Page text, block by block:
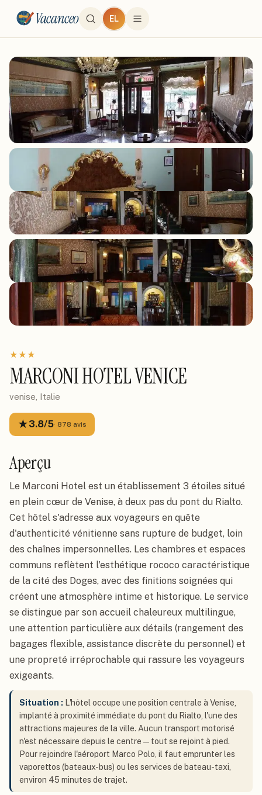
Vacanceo EL
★★★
MARCONI HOTEL VENICE
venise, Italie
★3.8/5· 878 avis
Aperçu
Le Marconi Hotel est un établissement 3 étoiles situé
en plein cœur de Venise, à deux pas du pont du Rialto.
Cet hôtel s'adresse aux voyageurs en quête
d'authenticité vénitienne sans rupture de budget, loin
des chaînes impersonnelles. Les chambres et espaces
communs reflètent l'esthétique rococo caractéristique
de la cité des Doges, avec des finitions soignées qui
créent une atmosphère intime et historique. Le service
se distingue par son accueil chaleureux multilingue,
une attention particulière aux détails (rangement des
bagages flexible, assistance discrète du personnel) et
une propreté irréprochable qui rassure les voyageurs
exigeants.
Situation : L'hôtel occupe une position centrale à Venise,
implanté à proximité immédiate du pont du Rialto, l'une des
attractions majeures de la ville. Aucun transport motorisé
n'est nécessaire depuis le centre — tout se rejoint à pied.
Pour rejoindre l'aéroport Marco Polo, il faut emprunter les
vaporettos (bateaux-bus) ou les services de bateau-taxi,
environ 45 minutes de trajet.